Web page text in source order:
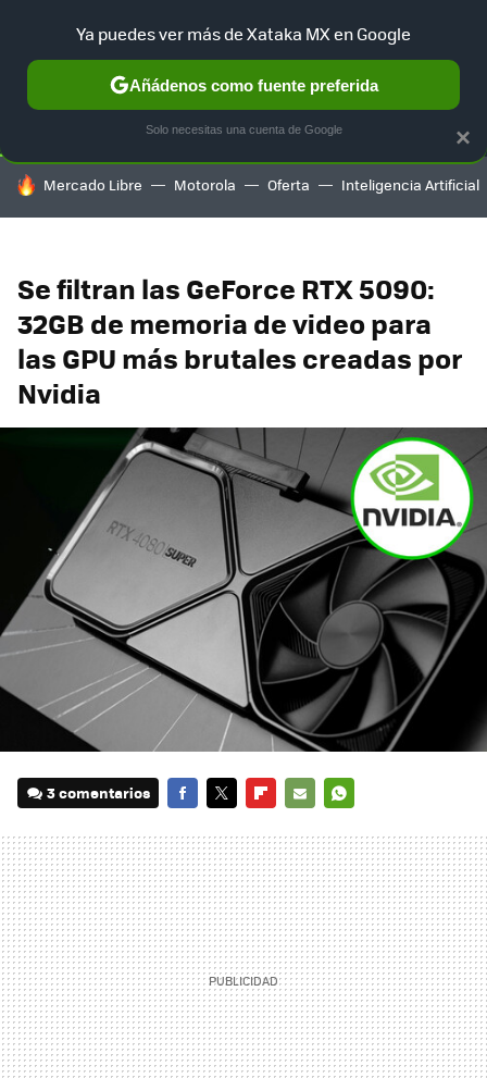
SELECCIÓN GAMING HOME AUTO TERRITORIO
HOY SE HABLA DE
Mercado Libre Motorola Oferta Inteligencia Artificial
Se filtran las GeForce RTX 5090:
32GB de memoria de video para
las GPU más brutales creadas por
Nvidia
3 comentarios
MAIL
×
Ya puedes ver más de Xataka MX en Google
Añádenos como fuente preferida
Solo necesitas una cuenta de Google